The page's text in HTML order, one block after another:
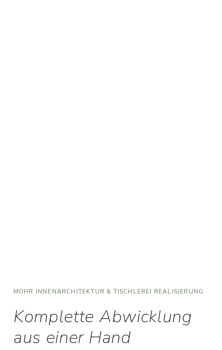
MOHR INNENARCHITEKTUR & TISCHLEREI REALISIERUNG
Komplette Abwicklung
aus einer Hand